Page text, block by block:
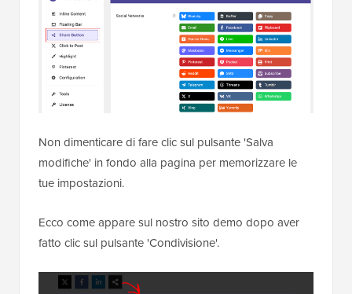
Non dimenticare di fare clic sul pulsante 'Salva
modifiche' in fondo alla pagina per memorizzare le
tue impostazioni.
Ecco come appare sul nostro sito demo dopo aver
fatto clic sul pulsante 'Condivisione'.